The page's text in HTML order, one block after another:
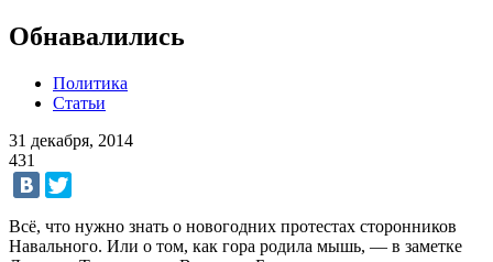
Обнавалились
Политика
Статьи
31 декабря, 2014
431
Всё, что нужно знать о новогодних протестах сторонников
Навального. Или о том, как гора родила мышь, — в заметке